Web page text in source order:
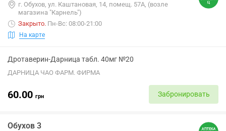
г. Обухов, ул. Каштановая, 14, помещ. 57А, (возле
магазина "Карнель")
Закрыто. Пн-Вс: 08:00-21:00
На карте
Дротаверин-Дарница табл. 40мг №20
ДАРНИЦА ЧАО ФАРМ. ФИРМА
60.00 грн Забронировать
Обухов 3